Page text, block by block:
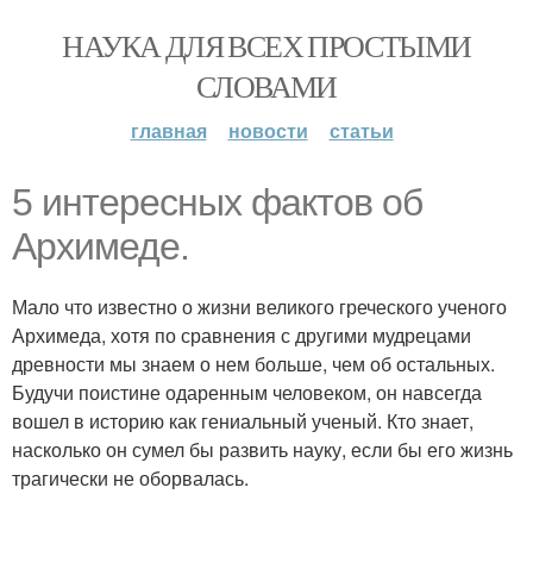
НАУКА ДЛЯ ВСЕХ ПРОСТЫМИ
СЛОВАМИ
главная новости статьи
5 интересных фактов об
Архимеде.
Мало что известно о жизни великого греческого ученого
Архимеда, хотя по сравнения с другими мудрецами
древности мы знаем о нем больше, чем об остальных.
Будучи поистине одаренным человеком, он навсегда
вошел в историю как гениальный ученый. Кто знает,
насколько он сумел бы развить науку, если бы его жизнь
трагически не оборвалась.